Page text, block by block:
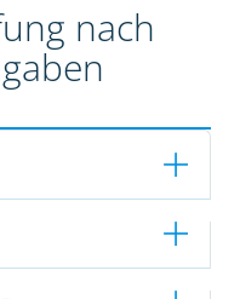
nach